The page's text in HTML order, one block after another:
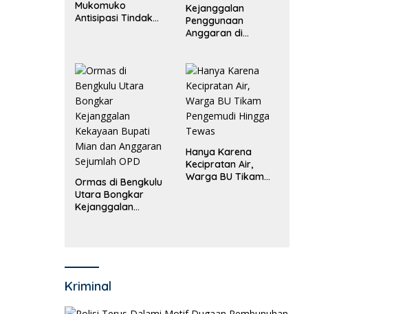
Mukomuko
Antisipasi Tindak
Kejanggalan
Penggunaan
Anggaran di
Bakal Dibongkar
Ormas di Bengkulu
Utara Bongkar
Kejanggalan
Hanya Karena
Kecipratan Air,
Warga BU Tikam
Kriminal